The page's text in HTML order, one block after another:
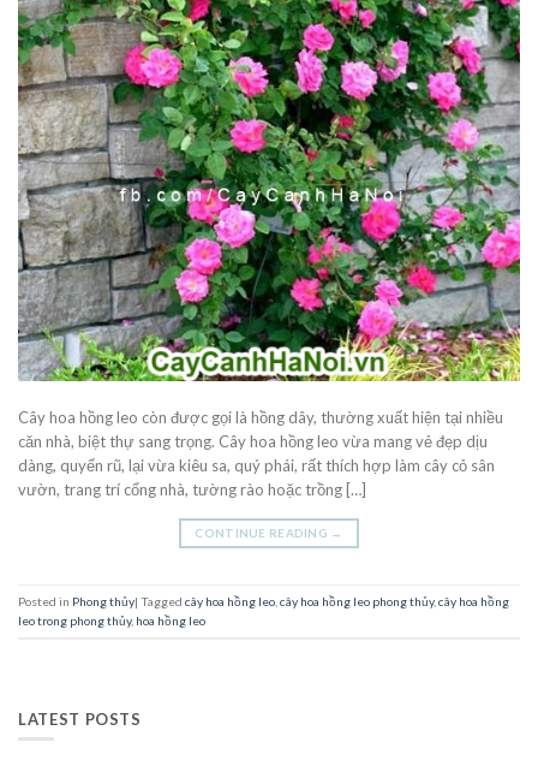
Cây hoa hồng leo còn được gọi là hồng dây, thường xuất hiện tại nhiều
căn nhà, biệt thự sang trọng. Cây hoa hồng leo vừa mang vẻ đẹp dịu
dàng, quyến rũ, lại vừa kiêu sa, quý phái, rất thích hợp làm cây cỏ sân
vườn, trang trí cổng nhà, tường rào hoặc trồng […]
CONTINUE READING →
Posted in Phong thủy| Tagged cây hoa hồng leo cây hoa hồng leo phong thủy, cây hoa hồng
leo trong phong thủy, hoa hồng leo
LATEST POSTS